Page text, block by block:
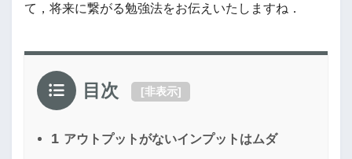
て，将来に繋がる勉強法をお伝えいたしますね．
目次 [非表示]
1 アウトプットがないインプットはムダ